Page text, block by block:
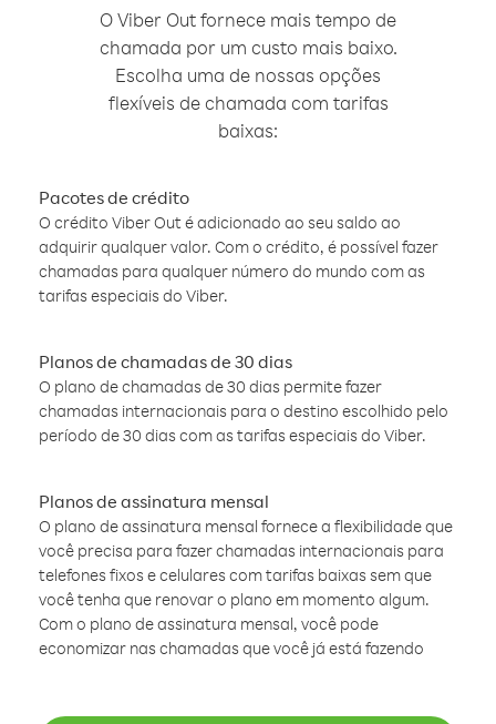
O Viber Out fornece mais tempo de
chamada por um custo mais baixo.
Escolha uma de nossas opções
flexíveis de chamada com tarifas
baixas:
Pacotes de crédito
O crédito Viber Out é adicionado ao seu saldo ao
adquirir qualquer valor. Com o crédito, é possível fazer
chamadas para qualquer número do mundo com as
tarifas especiais do Viber.
Planos de chamadas de 30 dias
O plano de chamadas de 30 dias permite fazer
chamadas internacionais para o destino escolhido pelo
período de 30 dias com as tarifas especiais do Viber.
Planos de assinatura mensal
O plano de assinatura mensal fornece a flexibilidade que
você precisa para fazer chamadas internacionais para
telefones fixos e celulares com tarifas baixas sem que
você tenha que renovar o plano em momento algum.
Com o plano de assinatura mensal, você pode
economizar nas chamadas que você já está fazendo